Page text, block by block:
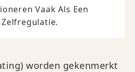
Vaak Als Een
worden gekenmerkt